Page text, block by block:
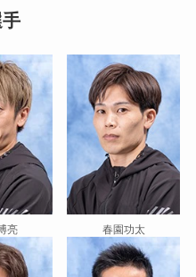
亮 春園功太